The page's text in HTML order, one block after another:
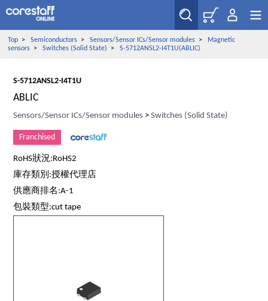
Top> Semiconductors> Sensors/Sensor ICs/Sensor modules>
Magnetic
sensors> Switches (Solid State) > S-5712ANSL2-I4T1U(ABLIC)
S-5712ANSL2-I4T1U
ABLIC
Sensors/Sensor ICs/Sensor modules >Switches (Solid State)
Franchised
RoHS狀況:RoHS2
庫存類別:授權代理店
供應商排名:A-1
包裝類型:cut tape